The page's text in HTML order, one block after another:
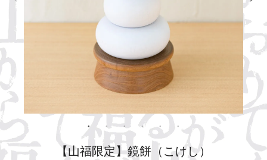
【山福限定】鏡餅（こけし）